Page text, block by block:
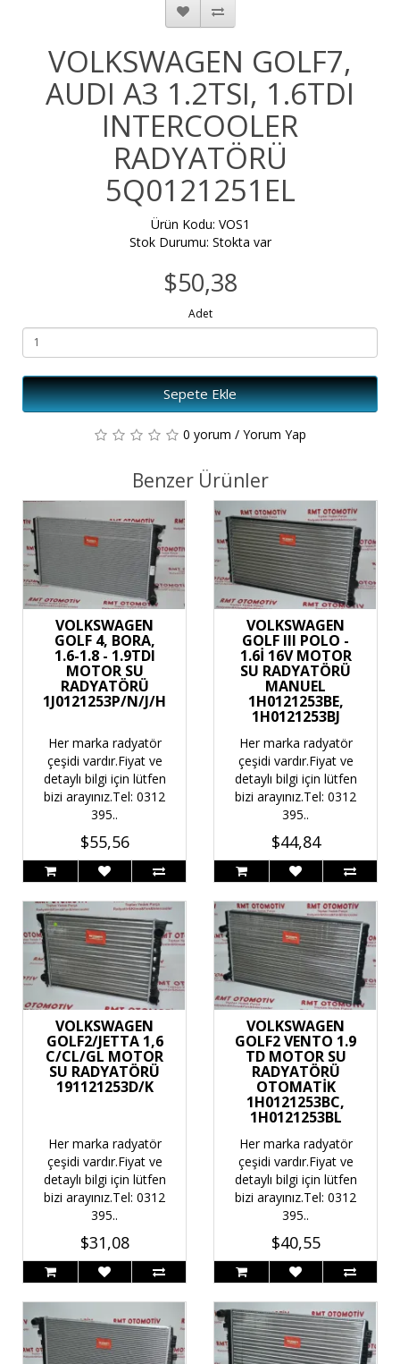
VOLKSWAGEN GOLF7,
AUDI A3 1.2TSI, 1.6TDI
INTERCOOLER
RADYATÖRÜ
5Q0121251EL
Ürün Kodu: VOS1
Stok Durumu: Stokta var
$50,38
Adet
Sepete Ekle
0 yorum / Yorum Yap
Benzer Ürünler
VOLKSWAGEN
GOLF 4, BORA,
1.6-1.8 - 1.9TDI
MOTOR SU
RADYATÖRÜ
1J0121253P/N/J/H
Her marka radyatör
çeşidi vardır.Fiyat ve
detaylı bilgi için lütfen
bizi arayınız.Tel: 0312
395..
$55,56
VOLKSWAGEN
GOLF III POLO -
1.6İ 16V MOTOR
SU RADYATÖRÜ
MANUEL
1H0121253BE,
1H0121253BJ
Her marka radyatör
çeşidi vardır.Fiyat ve
detaylı bilgi için lütfen
bizi arayınız.Tel: 0312
395..
$44,84
VOLKSWAGEN
GOLF2/JETTA 1,6
C/CL/GL MOTOR
SU RADYATÖRÜ
191121253D/K
Her marka radyatör
çeşidi vardır.Fiyat ve
detaylı bilgi için lütfen
bizi arayınız.Tel: 0312
395..
$31,08
VOLKSWAGEN
GOLF2 VENTO 1.9
TD MOTOR SU
RADYATÖRÜ
OTOMATİK
1H0121253BC,
1H0121253BL
Her marka radyatör
çeşidi vardır.Fiyat ve
detaylı bilgi için lütfen
bizi arayınız.Tel: 0312
395..
$40,55